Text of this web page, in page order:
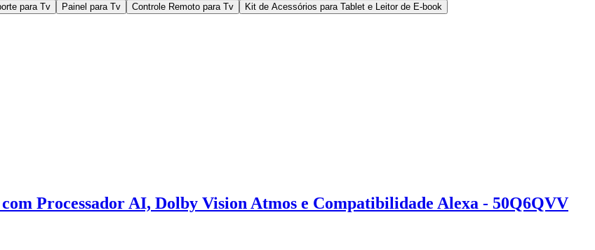
para Tv Painel para Tv Controle Remoto para Tv Kit de Acessórios para Tablet e Leitor de E-book
Processador AI, Dolby Vision Atmos e Compatibilidade Alexa - 50Q6QVV